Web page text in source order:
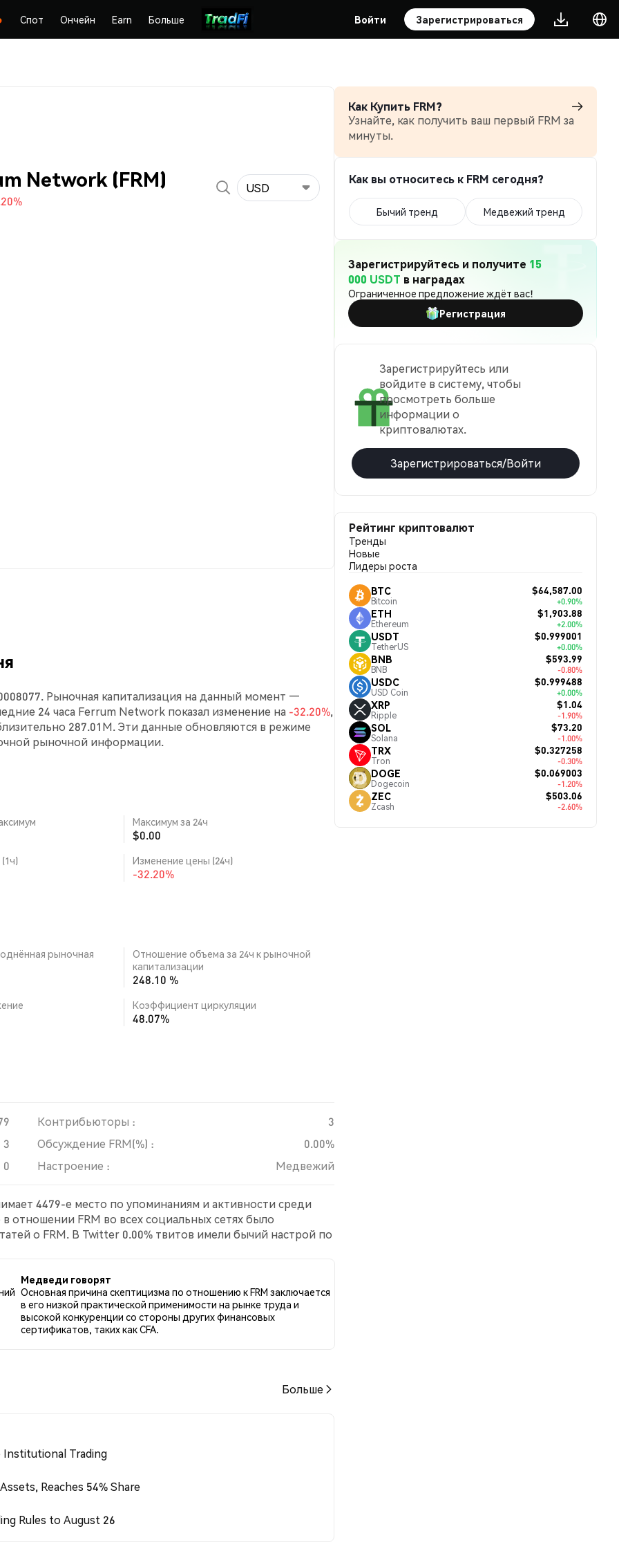
Спот Ончейн Earn Больше Войти Зарегистрироваться
Network (FRM) USD
Рыночная капитализация на данный момент —
24 часа Ferrum Network показал изменение на -32.20%,
287.01M. Эти данные обновляются в режиме
рыночной информации.
Максимум за 24ч
$0.00
Изменение цены (24ч)
-32.20%
рыночная
Отношение объема за 24ч к рыночной
капитализации
248.10 %
Коэффициент циркуляции
48.07%
Контрибьюторы :
3
3 Обсуждение FRM(%) :
0.00%
0 Настроение : Медвежий
4479-е место по упоминаниям и активности среди
отношении FRM во всех социальных сетях было
о FRM. В Twitter 0.00% твитов имели бычий настрой по
Медведи говорят
Основная причина скептицизма по отношению к FRM заключается
в его низкой практической применимости на рынке труда и
высокой конкуренции со стороны других финансовых
сертификатов, таких как CFA.
Больше
Institutional Trading
Reaches 54% Share
Rules to August 26
Как Купить FRM?
Узнайте, как получить ваш первый FRM за
минуты.
Как вы относитесь к FRM сегодня?
Бычий тренд Медвежий тренд
Зарегистрируйтесь и получите 15
000 USDT в наградах
Ограниченное предложение ждёт вас!
Регистрация
Зарегистрируйтесь или
войдите в систему, чтобы
просмотреть больше
информации о
криптовалютах.
Зарегистрироваться/Войти
Рейтинг криптовалют
Тренды
Новые
Лидеры роста
BTC
Bitcoin
$64,587.00
+0.90%
ETH
Ethereum
$1,903.88
+2.00%
USDT
TetherUS
$0.999001
+0.00%
BNB
BNB
$593.99
-0.80%
USDC
USD Coin
$0.999488
+0.00%
XRP
Ripple
$1.04
-1.90%
SOL
Solana
$73.20
-1.00%
TRX
Tron
$0.327258
-0.30%
DOGE
Dogecoin
$0.069003
-1.20%
ZEC
Zcash
$503.06
-2.60%